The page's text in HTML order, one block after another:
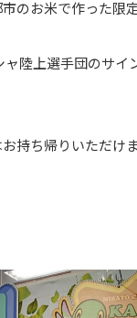
のお米で作った限
陸上選手団のサイ
持ち帰りいただけ